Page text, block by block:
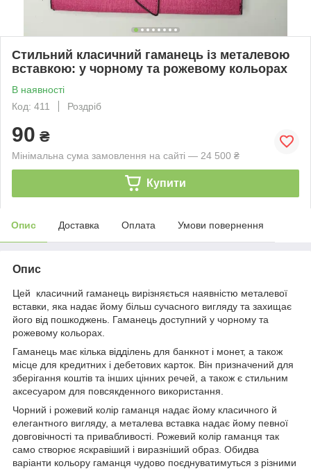
Стильний класичний гаманець із металевою
вставкою: у чорному та рожевому кольорах
В наявності
Код: 411
Роздріб
90 ₴
Мінімальна сума замовлення на сайті — 24 500 ₴
Купити
Опис Доставка Оплата Умови повернення
Опис
Цей класичний гаманець вирізняється наявністю металевої
вставки, яка надає йому більш сучасного вигляду та захищає
його від пошкоджень. Гаманець доступний у чорному та
рожевому кольорах.
Гаманець має кілька відділень для банкнот і монет, а також
місце для кредитних і дебетових карток. Він призначений для
зберігання коштів та інших цінних речей, а також є стильним
аксесуаром для повсякденного використання.
Чорний і рожевий колір гаманця надає йому класичного й
елегантного вигляду, а металева вставка надає йому певної
довговічності та привабливості. Рожевий колір гаманця так
само створює яскравіший і виразніший образ. Обидва
варіанти кольору гаманця чудово поєднуватимуться з різними